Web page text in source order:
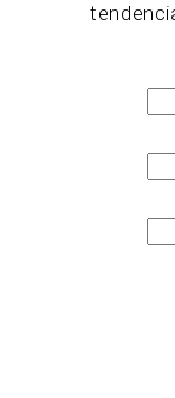
no
te
cinco
Estas
la